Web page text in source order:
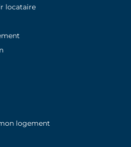
locataire
logement